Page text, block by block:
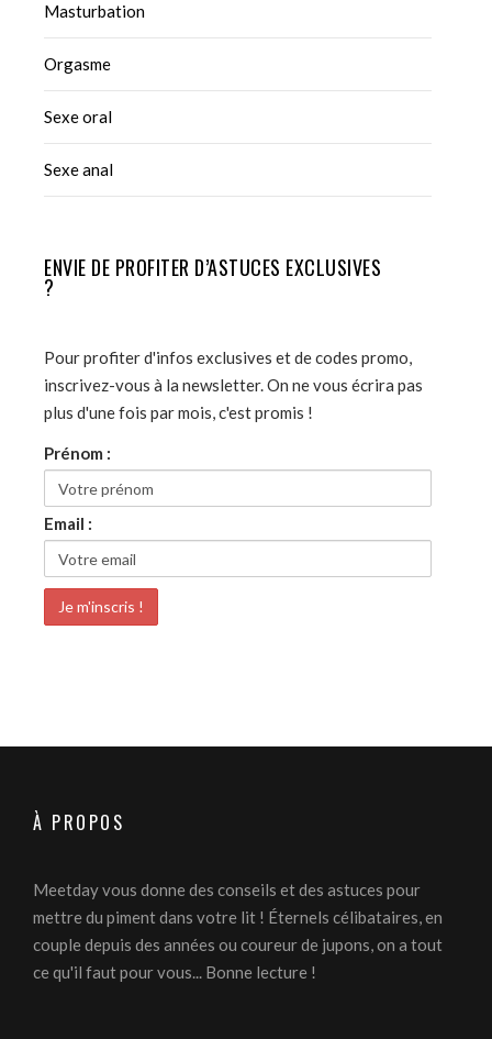
Masturbation
Orgasme
Sexe oral
Sexe anal
ENVIE DE PROFITER D’ASTUCES EXCLUSIVES
?
Pour profiter d'infos exclusives et de codes promo,
inscrivez-vous à la newsletter. On ne vous écrira pas
plus d'une fois par mois, c'est promis !
Prénom :
Email :
À PROPOS
Meetday vous donne des conseils et des astuces pour
mettre du piment dans votre lit ! Éternels célibataires, en
couple depuis des années ou coureur de jupons, on a tout
ce qu'il faut pour vous... Bonne lecture !